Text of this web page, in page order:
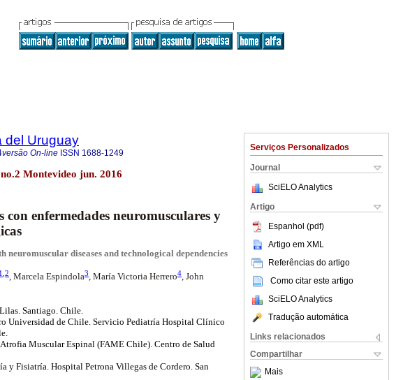
Serviços Personalizados
Journal
SciELO Analytics
Artigo
Espanhol (pdf)
Artigo em XML
Referências do artigo
Como citar este artigo
SciELO Analytics
Tradução automática
Links relacionados
Compartilhar
Mais
del Uruguay
versão On-line ISSN 1688-1249
Montevideo jun. 2016
con enfermedades neuromusculares y
diseases and technological dependencies
1 2 , Marcela Espindola3 , María Victoria Herrero4 , John
Santiago. Chile.
Universidad de Chile. Servicio Pediatría Hospital Clínico
Muscular Espinal (FAME Chile). Centro de Salud
y Fisiatría. Hospital Petrona Villegas de Cordero. San